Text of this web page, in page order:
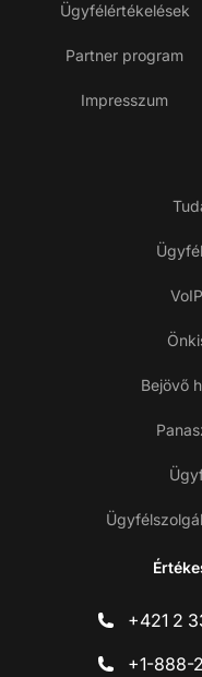
Ügyfélértékelések
Partner program
Impresszum
Bejövő
+421 2
+1-888-